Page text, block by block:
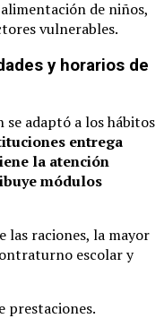
de niños,
vulnerables.
y horarios de
adaptó a los hábitos
entrega
la atención
módulos
las raciones, la mayor
escolar y
prestaciones.